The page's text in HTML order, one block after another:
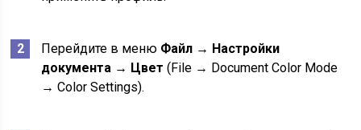
Перейдите в меню Файл → Настройки
документа → Цвет (File → Document Color Mode
→ Color Settings).